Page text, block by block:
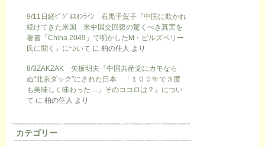
9/11日経ﾋﾞｼﾞﾈｽｵﾝﾗｲﾝ 石黒千賀子『中国に欺かれ
続けてきた米国 米中国交回復の驚くべき真実を
著書「China 2049」で明かしたM・ピルズベリー
氏に聞く』について に 柏の住人 より
8/3ZAKZAK 矢板明夫『中国共産党にカモなら
ぬ“北京ダック”にされた日本 「１００年で３度
も美味しく味わった…」そのココロは？』につい
て に 柏の住人 より
カテゴリー